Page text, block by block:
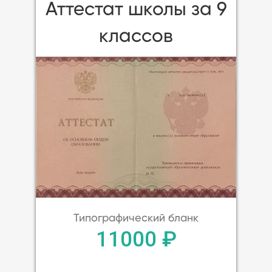
Аттестат школы за 9
классов
Типографический бланк
11000 ₽